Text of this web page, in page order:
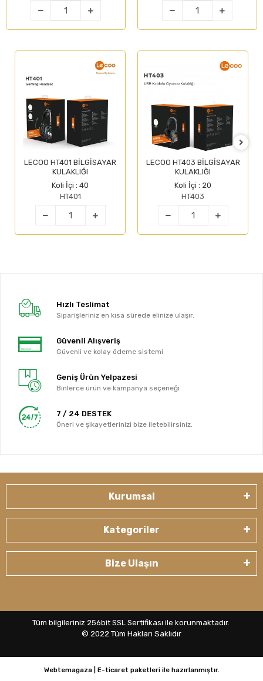
LECOO HT401 BİLGİSAYAR
KULAKLIĞI
Koli İçi : 40
HT401
LECOO HT403 BİLGİSAYAR
KULAKLIĞI
Koli İçi : 20
HT403
Hızlı Teslimat
Siparişleriniz en kısa sürede elinize ulaşır.
Güvenli Alışveriş
Güvenli ve kolay ödeme sistemi
Geniş Ürün Yelpazesi
Binlerce ürün ve kampanya seçeneği
7 / 24 DESTEK
Öneri ve şikayetlerinizi bize iletebilirsiniz.
Kurumsal
Kategoriler
Bize Ulaşın
Tüm bilgileriniz 256bit SSL Sertifikası ile korunmaktadır.
© 2022 Tüm Hakları Saklıdır
Webtemagaza | E-ticaret paketleri ile hazırlanmıştır.